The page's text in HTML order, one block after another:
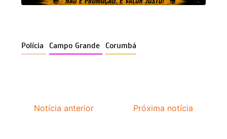
Polícia Campo Grande Corumbá
Notícia anterior Próxima notícia